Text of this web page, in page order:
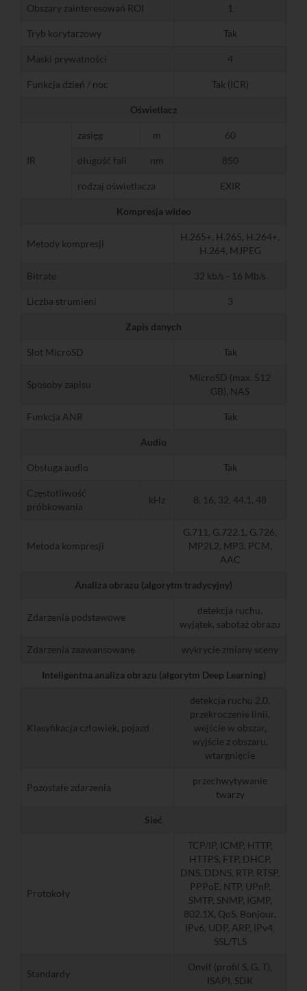
Obszary zainteresowań ROI 1
Tryb korytarzowy Tak
Maski prywatności 4
Funkcja dzień / noc Tak (ICR)
Oświetlacz
IR
zasięg m 60
długość fali nm 850
rodzaj oświetlacza EXIR
Kompresja wideo
Metody kompresji
H.265+, H.265, H.264+,
H.264, MJPEG
Bitrate 32 kb/s - 16 Mb/s
Liczba strumieni 3
Zapis danych
Slot MicroSD Tak
Sposoby zapisu
MicroSD (max. 512
GB), NAS
Funkcja ANR Tak
Audio
Obsługa audio Tak
Częstotliwość
próbkowania
kHz 8, 16, 32, 44.1, 48
Metoda kompresji
G.711, G.722.1, G.726,
MP2L2, MP3, PCM,
AAC
Analiza obrazu (algorytm tradycyjny)
Zdarzenia podstawowe
detekcja ruchu,
wyjątek, sabotaż obrazu
Zdarzenia zaawansowane wykrycie zmiany sceny
Inteligentna analiza obrazu (algorytm Deep Learning)
Klasyfikacja człowiek, pojazd
detekcja ruchu 2.0,
przekroczenie linii,
wejście w obszar,
wyjście z obszaru,
wtargnięcie
Pozostałe zdarzenia
przechwytywanie
twarzy
Sieć
Protokoły
TCP/IP, ICMP, HTTP,
HTTPS, FTP, DHCP,
DNS, DDNS, RTP, RTSP,
PPPoE, NTP, UPnP,
SMTP, SNMP, IGMP,
802.1X, QoS, Bonjour,
IPv6, UDP, ARP, IPv4,
SSL/TLS
Standardy
Onvif (profil S, G, T),
ISAPI, SDK